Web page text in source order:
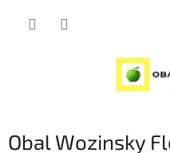
Obal Wozinsky